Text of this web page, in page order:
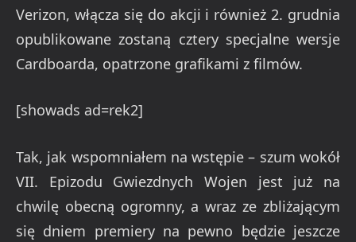
Verizon, włącza się do akcji i również 2. grudnia
opublikowane zostaną cztery specjalne wersje
Cardboarda, opatrzone grafikami z filmów.
[showads ad=rek2]
Tak, jak wspomniałem na wstępie – szum wokół
VII. Epizodu Gwiezdnych Wojen jest już na
chwilę obecną ogromny, a wraz ze zbliżającym
się dniem premiery na pewno będzie jeszcze